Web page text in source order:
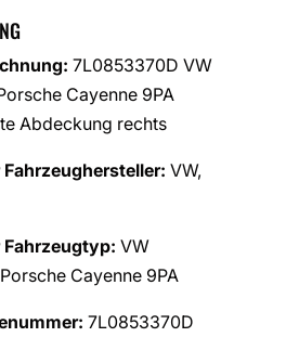
7L0853370D VW
Cayenne 9PA
Abdeckung rechts
VW,
Fahrzeugtyp: VW
Cayenne 9PA
7L0853370D